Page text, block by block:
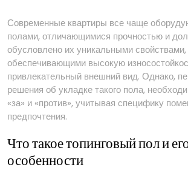
Современные квартиры все чаще
полами, отличающимися прочностью и
обусловлено их уникальными свойствами,
обеспечивающими высокую
привлекательный внешний вид. Однако,
решения об укладке такого пола,
«за» и «против», учитывая специфику
предпочтения.
Что такое топинговый пол и
особенности